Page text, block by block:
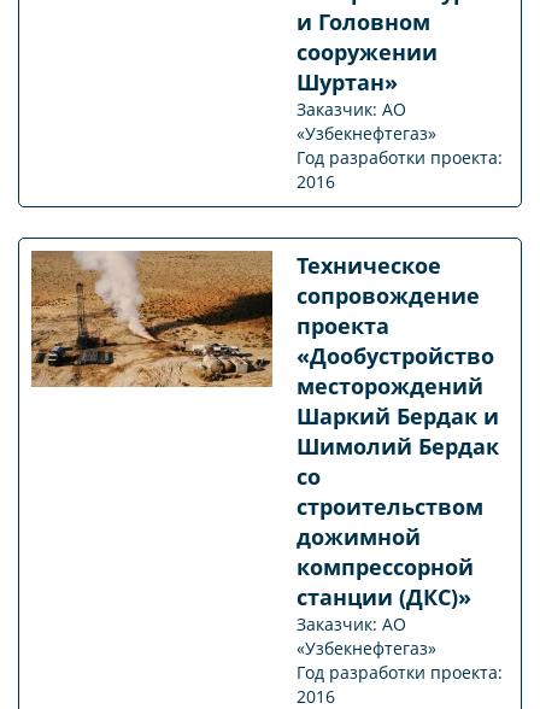
и Головном
сооружении
Шуртан»
Заказчик: АО
«Узбекнефтегаз»
Год разработки проекта:
2016
Техническое
сопровождение
проекта
«Дообустройство
месторождений
Шаркий Бердак и
Шимолий Бердак
со
строительством
дожимной
компрессорной
станции (ДКС)»
Заказчик: АО
«Узбекнефтегаз»
Год разработки проекта:
2016